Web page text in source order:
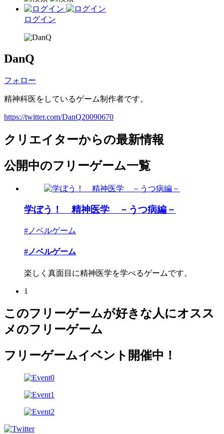
ログイン
DanQ
フォロー
精神科医をしているゲーム制作者です。
https://twitter.com/DanQ20090670
クリエイターからの最新情報
公開中のフリーゲーム一覧
学ぼう！ 精神医学 －うつ病編－
#ノベルゲーム
#ノベルゲーム
楽しく真面目に精神医学を学べるゲームです。
1
このフリーゲームが好きな人にオスス
メのフリーゲーム
フリーゲームイベント開催中！